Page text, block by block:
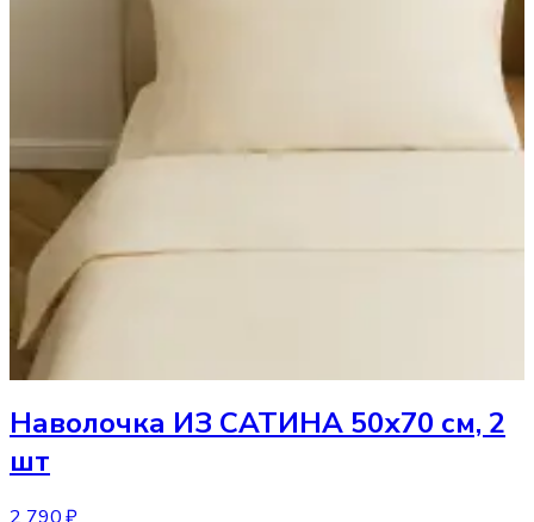
Наволочка ИЗ САТИНА 50х70 см, 2
шт